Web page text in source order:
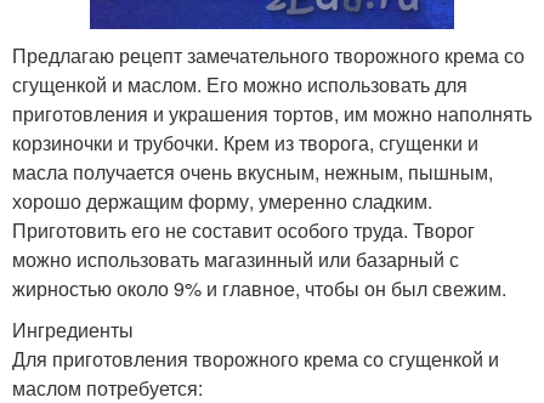
Предлагаю рецепт замечательного творожного крема со
сгущенкой и маслом. Его можно использовать для
приготовления и украшения тортов, им можно наполнять
корзиночки и трубочки. Крем из творога, сгущенки и
масла получается очень вкусным, нежным, пышным,
хорошо держащим форму, умеренно сладким.
Приготовить его не составит особого труда. Творог
можно использовать магазинный или базарный с
жирностью около 9% и главное, чтобы он был свежим.
Ингредиенты
Для приготовления творожного крема со сгущенкой и
маслом потребуется: